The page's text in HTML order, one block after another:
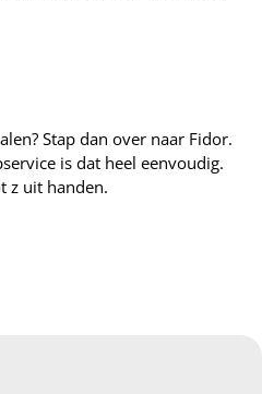
Stap dan over naar Fidor.
is dat heel eenvoudig.
z uit handen.